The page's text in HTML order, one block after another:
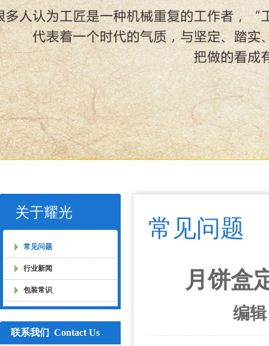
关于耀光
常见问题
行业新闻
包装常识
联系我们 Contact Us
常见问题
月饼盒
编